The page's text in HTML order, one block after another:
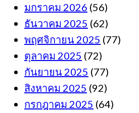
มกราคม 2026 (56)
ธันวาคม 2025 (62)
พฤศจิกายน 2025 (77)
ตุลาคม 2025 (72)
กันยายน 2025 (77)
สิงหาคม 2025 (92)
กรกฎาคม 2025 (64)